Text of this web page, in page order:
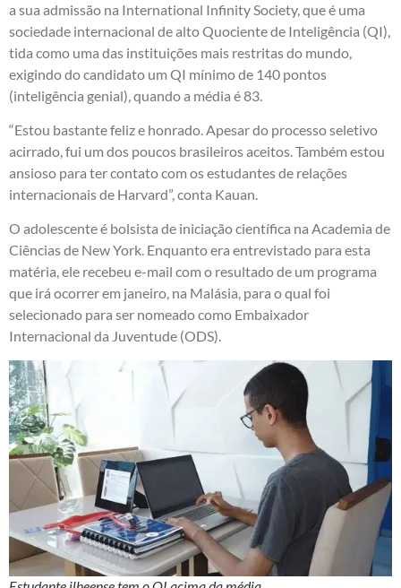
a sua admissão na International Infinity Society, que é uma
sociedade internacional de alto Quociente de Inteligência (QI),
tida como uma das instituições mais restritas do mundo,
exigindo do candidato um QI mínimo de 140 pontos
(inteligência genial), quando a média é 83.
“Estou bastante feliz e honrado. Apesar do processo seletivo
acirrado, fui um dos poucos brasileiros aceitos. Também estou
ansioso para ter contato com os estudantes de relações
internacionais de Harvard”, conta Kauan.
O adolescente é bolsista de iniciação científica na Academia de
Ciências de New York. Enquanto era entrevistado para esta
matéria, ele recebeu e-mail com o resultado de um programa
que irá ocorrer em janeiro, na Malásia, para o qual foi
selecionado para ser nomeado como Embaixador
Internacional da Juventude (ODS).